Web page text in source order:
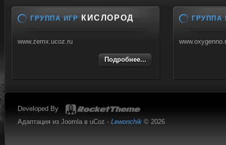
ГРУППА ИГР КИСЛОРОД
www.zemx.ucoz.ru
Подробнее...
ГРУППА
Developed By
Адаптация из Joomla в uCoz - Lewonchik © 2026